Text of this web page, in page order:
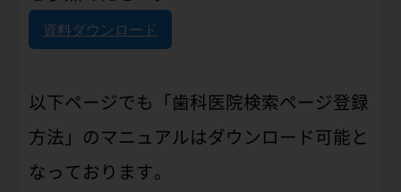
資料ダウンロード
以下ページでも「歯科医院検索ページ登録
方法」のマニュアルはダウンロード可能と
なっております。